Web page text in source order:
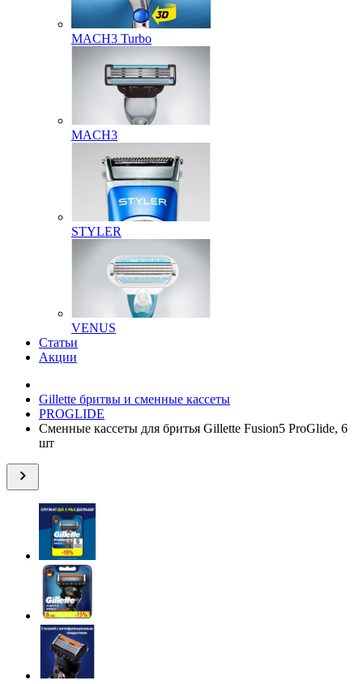
MACH3 Turbo
MACH3
STYLER
VENUS
Статьи
Акции
Gillette бритвы и сменные кассеты
PROGLIDE
Сменные кассеты для бритья Gillette Fusion5 ProGlide, 6
шт